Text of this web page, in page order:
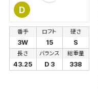
D
番手
3W
ロフト
15
硬さ
S
長さ
43.25
バランス
D 3
総重量
338
新着通知
新着通知を「する」に
が入荷した際に、メ
「お知らせ」で通知し
検
検索条件を保存しま
これまで保存した検
索条件一覧」で確認